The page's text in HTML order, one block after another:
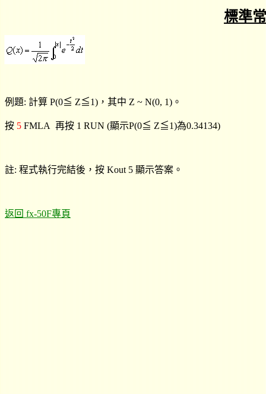
標準
例題: 計算 P(0≦ Z≦1)，其中 Z ~ N(0, 1)。
按 5 FMLA 再按 1 RUN (顯示P(0≦ Z≦1)為0.34134)
註: 程式執行完結後，按 Kout 5 顯示答案。
返回 fx-50F專頁